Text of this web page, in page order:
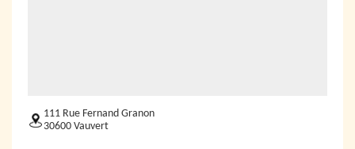
111 Rue Fernand Granon
30600 Vauvert